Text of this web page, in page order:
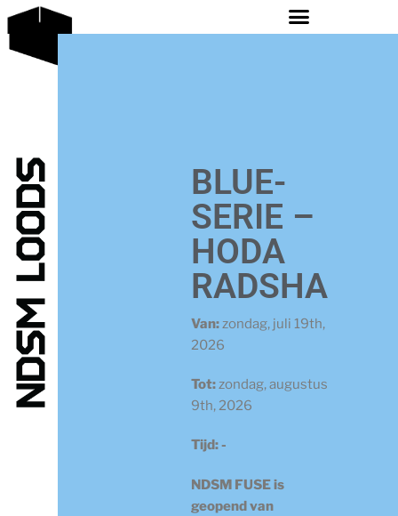
BLUE-
SERIE –
HODA
RADSHA
Van:zondag, juli 19th,
2026
Tot:zondag, augustus
9th, 2026
Tijd:-
NDSM FUSE is
geopend van